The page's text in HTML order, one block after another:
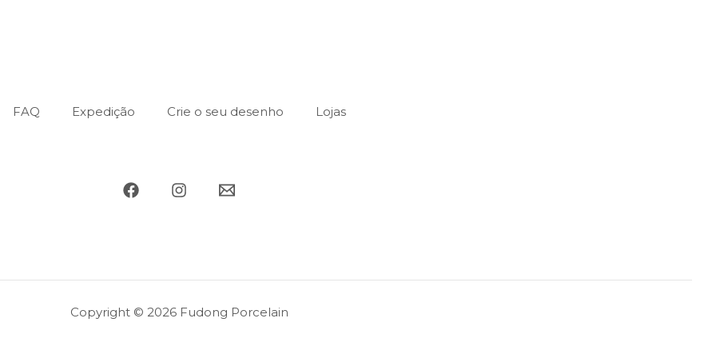
FAQ Expedição Crie o seu desenho Lojas
Copyright © 2026 Fudong Porcelain